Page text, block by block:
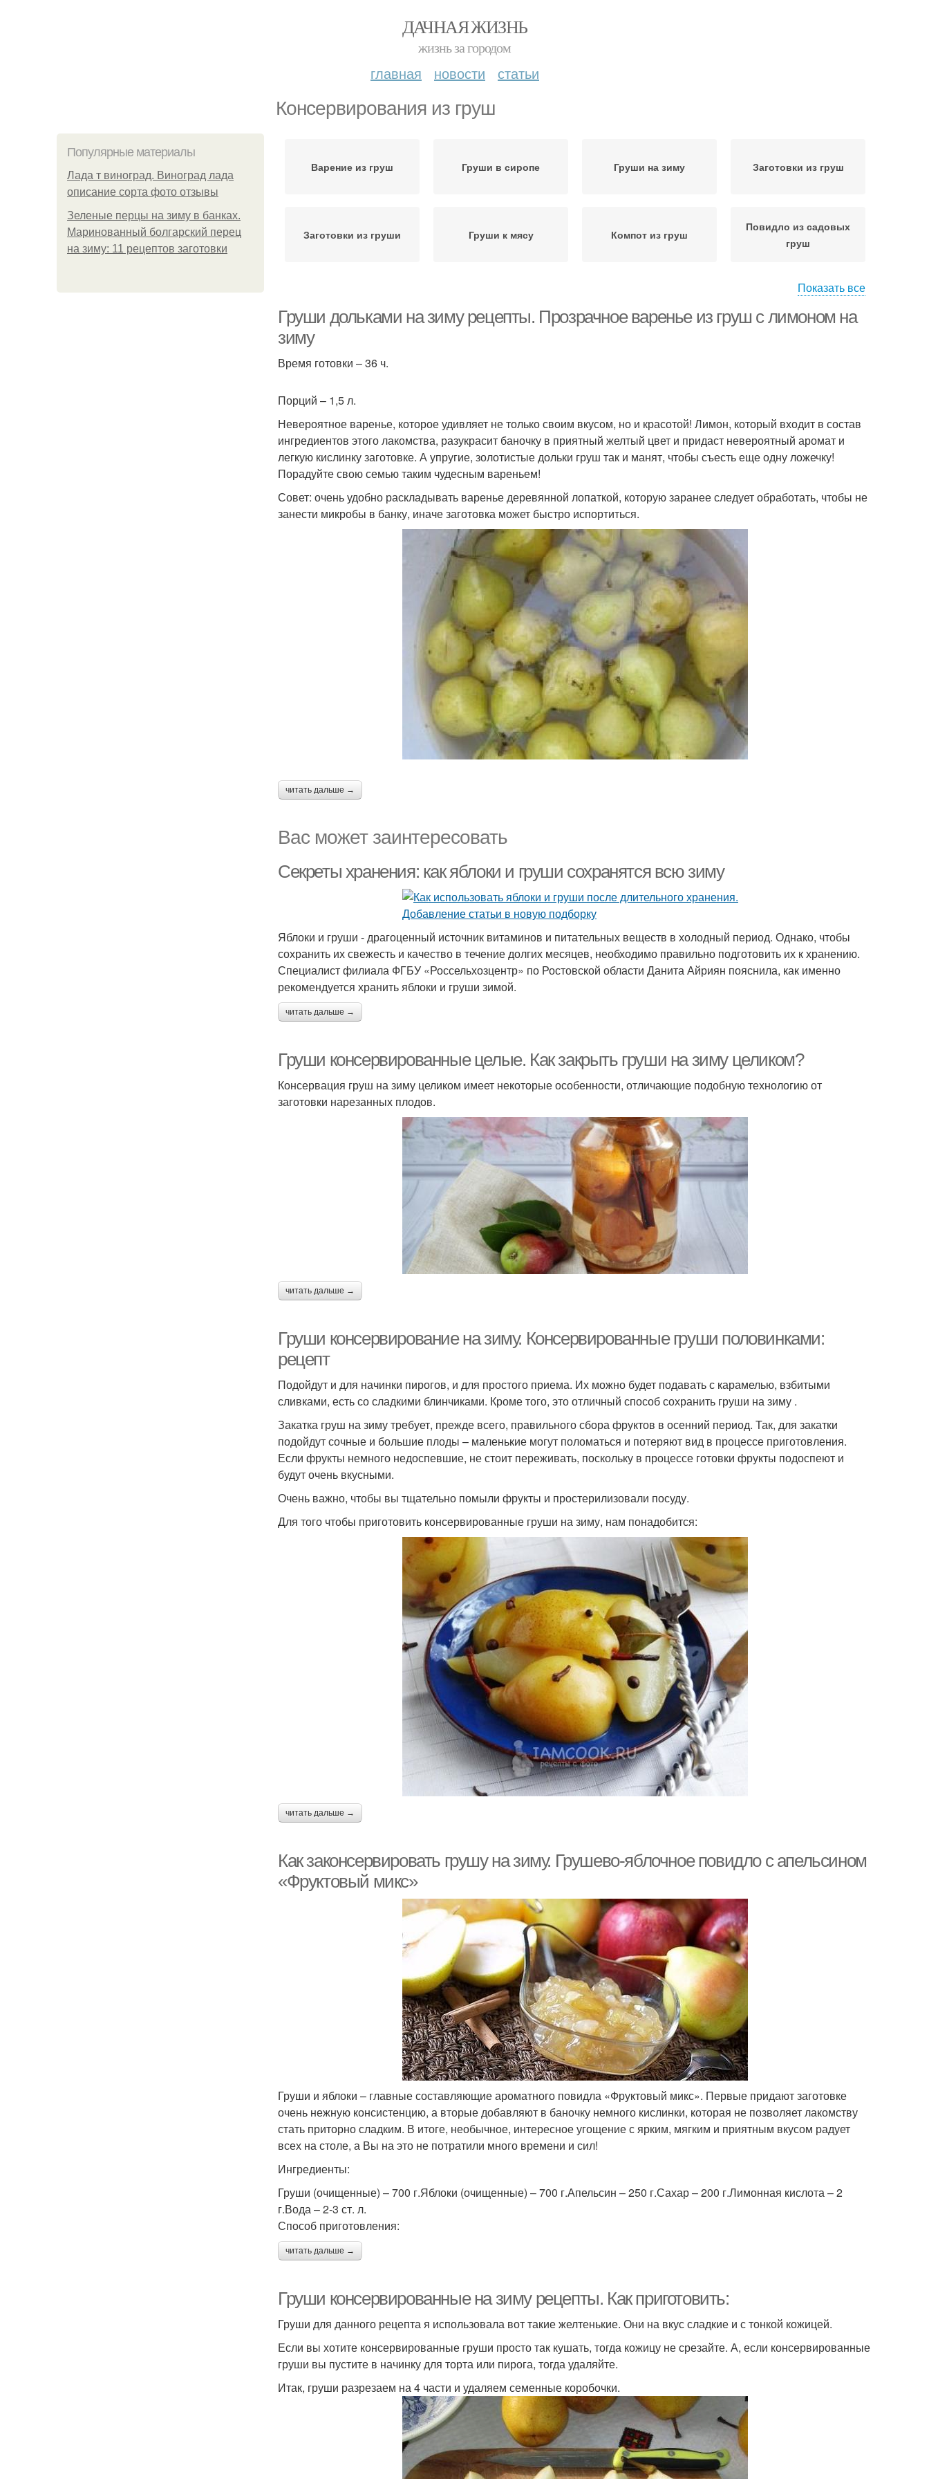
ДАЧНАЯ ЖИЗНЬ
жизнь за городом
главная новости статьи
Консервирования из груш
Популярные материалы
Лада т виноград. Виноград лада
описание сорта фото отзывы
Зеленые перцы на зиму в банках.
Маринованный болгарский перец
на зиму: 11 рецептов заготовки
Варение из груш Груши в сиропе Груши на зиму Заготовки из груш
Заготовки из груши Груши к мясу Компот из груш
Повидло из садовых
груш
Показать все
Груши дольками на зиму рецепты. Прозрачное варенье из груш с лимоном на
зиму
Время готовки – 36 ч.
Порций – 1,5 л.
Невероятное варенье, которое удивляет не только своим вкусом, но и красотой! Лимон, который входит в состав
ингредиентов этого лакомства, разукрасит баночку в приятный желтый цвет и придаст невероятный аромат и
легкую кислинку заготовке. А упругие, золотистые дольки груш так и манят, чтобы съесть еще одну ложечку!
Порадуйте свою семью таким чудесным вареньем!
Совет: очень удобно раскладывать варенье деревянной лопаткой, которую заранее следует обработать, чтобы не
занести микробы в банку, иначе заготовка может быстро испортиться.
читать дальше →
Вас может заинтересовать
Секреты хранения: как яблоки и груши сохранятся всю зиму
Яблоки и груши - драгоценный источник витаминов и питательных веществ в холодный период. Однако, чтобы
сохранить их свежесть и качество в течение долгих месяцев, необходимо правильно подготовить их к хранению.
Специалист филиала ФГБУ «Россельхозцентр» по Ростовской области Данита Айриян пояснила, как именно
рекомендуется хранить яблоки и груши зимой.
читать дальше →
Груши консервированные целые. Как закрыть груши на зиму целиком?
Консервация груш на зиму целиком имеет некоторые особенности, отличающие подобную технологию от
заготовки нарезанных плодов.
читать дальше →
Груши консервирование на зиму. Консервированные груши половинками:
рецепт
Подойдут и для начинки пирогов, и для простого приема. Их можно будет подавать с карамелью, взбитыми
сливками, есть со сладкими блинчиками. Кроме того, это отличный способ сохранить груши на зиму .
Закатка груш на зиму требует, прежде всего, правильного сбора фруктов в осенний период. Так, для закатки
подойдут сочные и большие плоды – маленькие могут поломаться и потеряют вид в процессе приготовления.
Если фрукты немного недоспевшие, не стоит переживать, поскольку в процессе готовки фрукты подоспеют и
будут очень вкусными.
Очень важно, чтобы вы тщательно помыли фрукты и простерилизовали посуду.
Для того чтобы приготовить консервированные груши на зиму, нам понадобится:
читать дальше →
Как законсервировать грушу на зиму. Грушево-яблочное повидло с апельсином
«Фруктовый микс»
Груши и яблоки – главные составляющие ароматного повидла «Фруктовый микс». Первые придают заготовке
очень нежную консистенцию, а вторые добавляют в баночку немного кислинки, которая не позволяет лакомству
стать приторно сладким. В итоге, необычное, интересное угощение с ярким, мягким и приятным вкусом радует
всех на столе, а Вы на это не потратили много времени и сил!
Ингредиенты:
Груши (очищенные) – 700 г.Яблоки (очищенные) – 700 г.Апельсин – 250 г.Сахар – 200 г.Лимонная кислота – 2
г.Вода – 2-3 ст. л.
Способ приготовления:
читать дальше →
Груши консервированные на зиму рецепты. Как приготовить:
Груши для данного рецепта я использовала вот такие желтенькие. Они на вкус сладкие и с тонкой кожицей.
Если вы хотите консервированные груши просто так кушать, тогда кожицу не срезайте. А, если консервированные
груши вы пустите в начинку для торта или пирога, тогда удаляйте.
Итак, груши разрезаем на 4 части и удаляем семенные коробочки.